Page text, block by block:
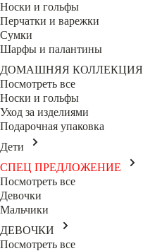
Носки и гольфы
Перчатки и варежки
Сумки
Шарфы и палантины
ДОМАШНЯЯ КОЛЛЕКЦИЯ
Посмотреть все
Носки и гольфы
Уход за изделиями
Подарочная упаковка
Дети
СПЕЦ ПРЕДЛОЖЕНИЕ
Посмотреть все
Девочки
Мальчики
ДЕВОЧКИ
Посмотреть все